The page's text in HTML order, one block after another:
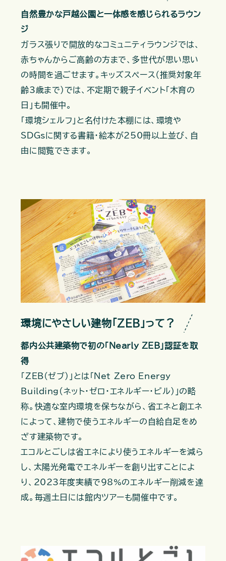
自然豊かな戸越公園と一体感を感じられるラウン
ジ
ガラス張りで開放的なコミュニティラウンジでは、
赤ちゃんからご高齢の方まで、多世代が思い思い
の時間を過ごせます。キッズスペース（推奨対象年
齢3歳まで）では、不定期で親子イベント「木育の
日」も開催中。
「環境シェルフ」と名付けた本棚には、環境や
SDGsに関する書籍・絵本が250冊以上並び、自
由に閲覧できます。
環境にやさしい建物「ZEB」って？
都内公共建築物で初の「Nearly ZEB」認証を取
得
「ZEB(ゼブ)」とは「Net Zero Energy
Building(ネット・ゼロ・エネルギー・ビル)」の略
称。快適な室内環境を保ちながら、省エネと創エネ
によって、建物で使うエネルギーの自給自足をめ
ざす建築物です。
エコルとごしは省エネにより使うエネルギーを減ら
し、太陽光発電でエネルギーを創り出すことによ
り、2023年度実績で98%のエネルギー削減を達
成。毎週土日には館内ツアーも開催中です。